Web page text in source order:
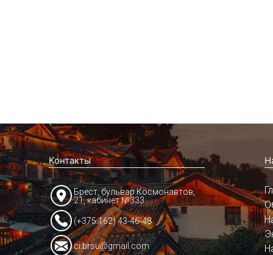
Контакты
Брест, бульвар Космонавтов,
21, кабинет №333
(+375 162) 43-46-48
ci.brsu@gmail.com